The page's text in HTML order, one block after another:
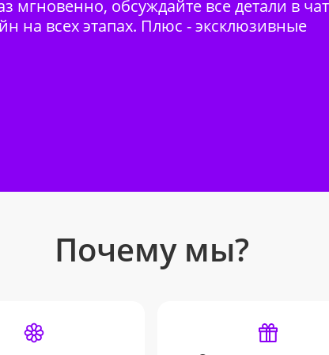
мгновенно, обсуждайте все детали в
на всех этапах. Плюс - эксклюзивные
Почему мы?